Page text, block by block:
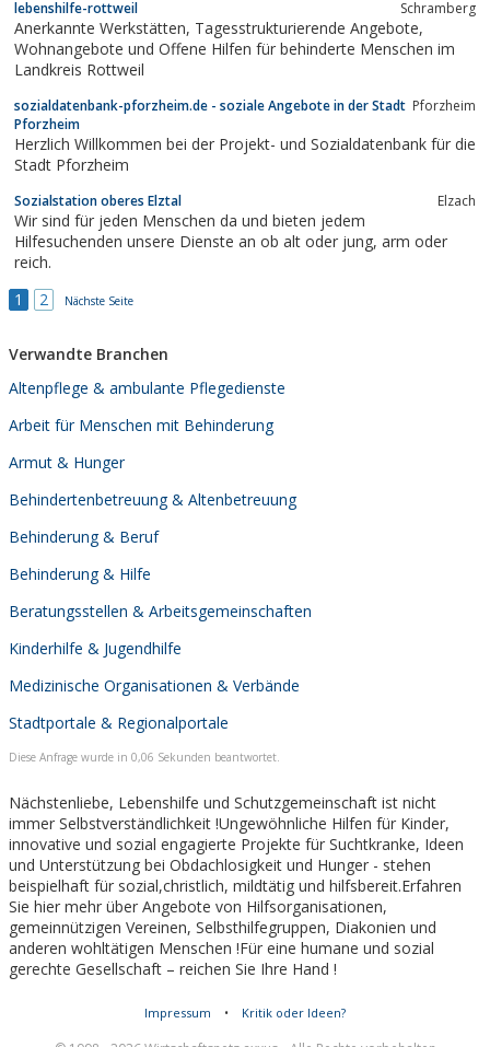
lebenshilfe-rottweil Schramberg
Anerkannte Werkstätten, Tagesstrukturierende Angebote,
Wohnangebote und Offene Hilfen für behinderte Menschen im
Landkreis Rottweil
sozialdatenbank-pforzheim.de - soziale Angebote in der Stadt
Pforzheim
Pforzheim
Herzlich Willkommen bei der Projekt- und Sozialdatenbank für die
Stadt Pforzheim
Sozialstation oberes Elztal Elzach
Wir sind für jeden Menschen da und bieten jedem
Hilfesuchenden unsere Dienste an ob alt oder jung, arm oder
reich.
1
2 Nächste Seite
Verwandte Branchen
Altenpflege & ambulante Pflegedienste
Arbeit für Menschen mit Behinderung
Armut & Hunger
Behindertenbetreuung & Altenbetreuung
Behinderung & Beruf
Behinderung & Hilfe
Beratungsstellen & Arbeitsgemeinschaften
Kinderhilfe & Jugendhilfe
Medizinische Organisationen & Verbände
Stadtportale & Regionalportale
Diese Anfrage wurde in 0,06 Sekunden beantwortet.
Nächstenliebe, Lebenshilfe und Schutzgemeinschaft ist nicht
immer Selbstverständlichkeit !Ungewöhnliche Hilfen für Kinder,
innovative und sozial engagierte Projekte für Suchtkranke, Ideen
und Unterstützung bei Obdachlosigkeit und Hunger - stehen
beispielhaft für sozial,christlich, mildtätig und hilfsbereit.Erfahren
Sie hier mehr über Angebote von Hilfsorganisationen,
gemeinnützigen Vereinen, Selbsthilfegruppen, Diakonien und
anderen wohltätigen Menschen !Für eine humane und sozial
gerechte Gesellschaft – reichen Sie Ihre Hand !
Impressum • Kritik oder Ideen?